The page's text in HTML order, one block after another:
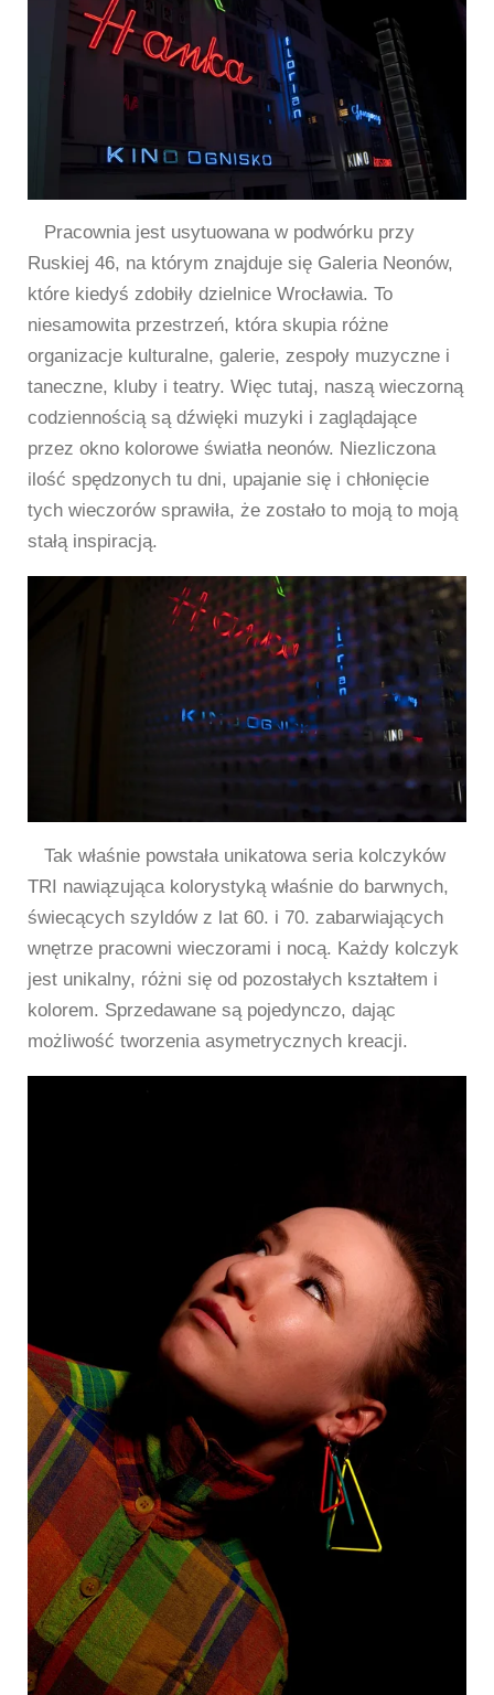
Pracownia jest usytuowana w podwórku przy
Ruskiej 46, na którym znajduje się Galeria Neonów,
które kiedyś zdobiły dzielnice Wrocławia. To
niesamowita przestrzeń, która skupia różne
organizacje kulturalne, galerie, zespoły muzyczne i
taneczne, kluby i teatry. Więc tutaj, naszą wieczorną
codziennością są dźwięki muzyki i zaglądające
przez okno kolorowe światła neonów. Niezliczona
ilość spędzonych tu dni, upajanie się i chłonięcie
tych wieczorów sprawiła, że zostało to moją to moją
stałą inspiracją.
Tak właśnie powstała unikatowa seria kolczyków
TRI nawiązująca kolorystyką właśnie do barwnych,
świecących szyldów z lat 60. i 70. zabarwiających
wnętrze pracowni wieczorami i nocą. Każdy kolczyk
jest unikalny, różni się od pozostałych kształtem i
kolorem. Sprzedawane są pojedynczo, dając
możliwość tworzenia asymetrycznych kreacji.